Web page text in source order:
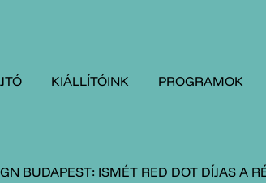
KIÁLLÍTÓINK PROGRAMOK
BUDAPEST: ISMÉT RED DOT DÍJAS A